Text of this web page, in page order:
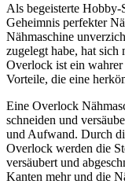
Als begeisterte Hobby-
Geheimnis perfekter
Nähmaschine
zugelegt habe, hat sich
Overlock ist ein
Vorteile, die eine
Eine Overlock
schneiden und
und Aufwand. Durch
Overlock werden die
versäubert und
Kanten mehr und die